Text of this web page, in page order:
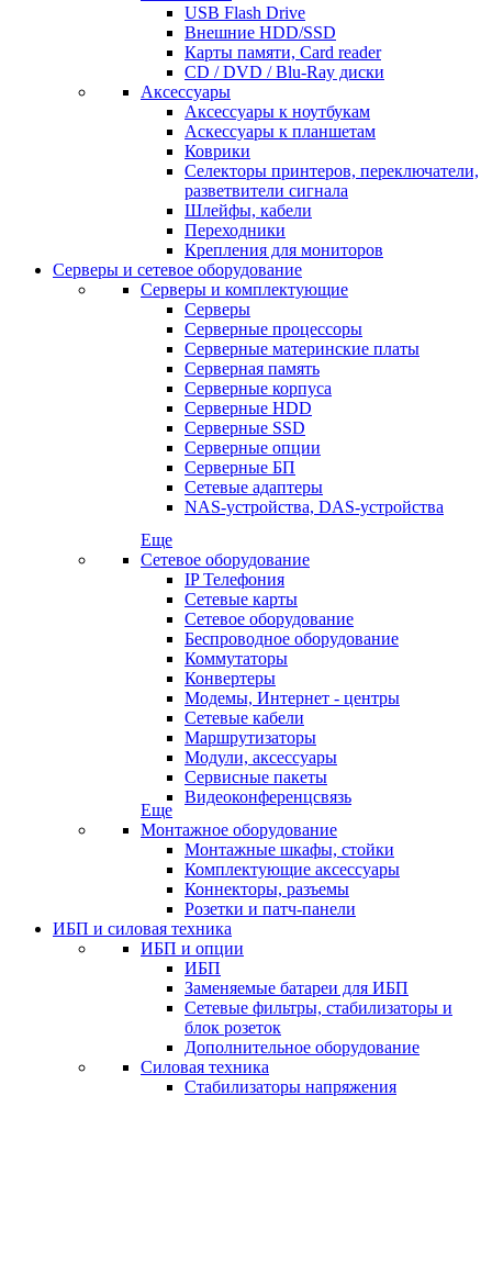
USB Flash Drive
Внешние HDD/SSD
Карты памяти, Card reader
CD / DVD / Blu-Ray диски
Аксессуары
Аксессуары к ноутбукам
Аскессуары к планшетам
Коврики
Селекторы принтеров, переключатели,
разветвители сигнала
Шлейфы, кабели
Переходники
Крепления для мониторов
Серверы и сетевое оборудование
Серверы и комплектующие
Серверы
Серверные процессоры
Серверные материнские платы
Серверная память
Серверные корпуса
Серверные HDD
Серверные SSD
Серверные опции
Серверные БП
Сетевые адаптеры
NAS-устройства, DAS-устройства
Еще
Сетевое оборудование
IP Телефония
Сетевые карты
Сетевое оборудование
Беспроводное оборудование
Коммутаторы
Конвертеры
Модемы, Интернет - центры
Сетевые кабели
Маршрутизаторы
Модули, аксессуары
Сервисные пакеты
Видеоконференцсвязь
Еще
Монтажное оборудование
Монтажные шкафы, стойки
Комплектующие аксессуары
Коннекторы, разъемы
Розетки и патч-панели
ИБП и силовая техника
ИБП и опции
ИБП
Заменяемые батареи для ИБП
Сетевые фильтры, стабилизаторы и
блок розеток
Дополнительное оборудование
Силовая техника
Стабилизаторы напряжения